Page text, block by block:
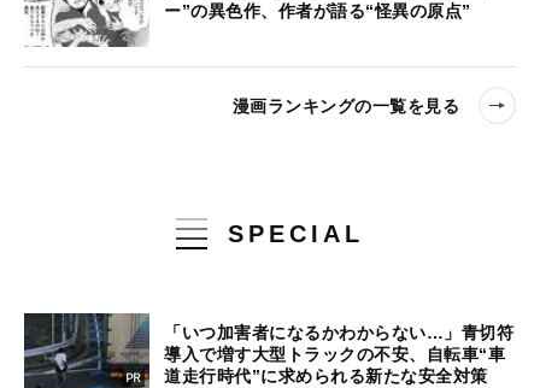
ー”の異色作、作者が語る“怪異の原点”
漫画ランキングの一覧を見る
SPECIAL
「いつ加害者になるかわからない…」青切符
導入で増す大型トラックの不安、自転車“車
道走行時代”に求められる新たな安全対策